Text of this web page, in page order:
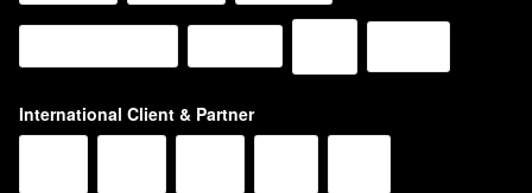
International Client & Partner